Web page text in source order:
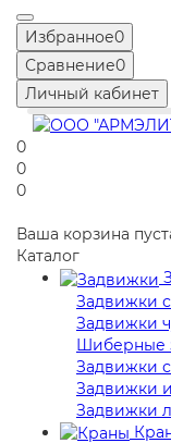
Избранное0
Сравнение0
Личный кабинет
0
0
0
Ваша корзина
Каталог
Задвижки
Задвижки
Шиберные
Задвижки
Задвижки
Задвижки